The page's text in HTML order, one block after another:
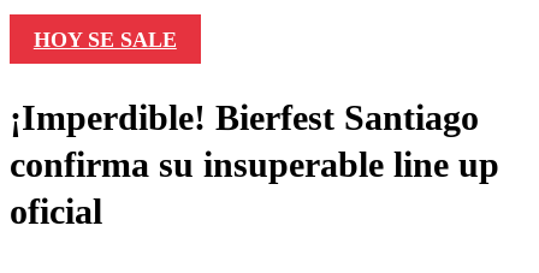
HOY SE SALE
¡Imperdible! Bierfest Santiago
confirma su insuperable line up
oficial